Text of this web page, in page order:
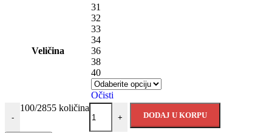
Veličina
31
32
33
34
36
38
40
Očisti
-
100/2855 količina
+ DODAJ U KORPU